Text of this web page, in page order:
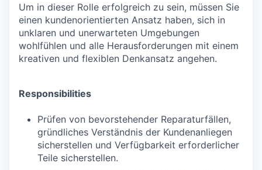
Um in dieser Rolle erfolgreich zu sein, müssen Sie
einen kundenorientierten Ansatz haben, sich in
unklaren und unerwarteten Umgebungen
wohlfühlen und alle Herausforderungen mit einem
kreativen und flexiblen Denkansatz angehen.
Responsibilities
Prüfen von bevorstehender Reparaturfällen,
gründliches Verständnis der Kundenanliegen
sicherstellen und Verfügbarkeit erforderlicher
Teile sicherstellen.